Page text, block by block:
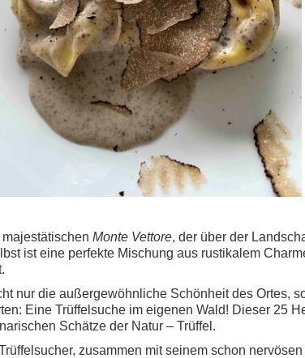
Monte Vettore, der über der
ist eine perfekte Mischung aus rustikalem
nur die außergewöhnliche Schönheit des Ortes,
Eine Trüffelsuche im eigenen Wald! Dieser 25
Schätze der Natur – Trüffel.
zusammen mit seinem schon